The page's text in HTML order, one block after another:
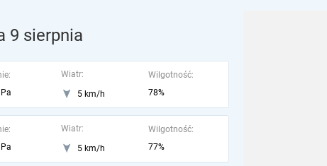
9 sierpnia
Wiatr:
5 km/h
Wilgotność:
78%
Wiatr:
5 km/h
Wilgotność:
77%